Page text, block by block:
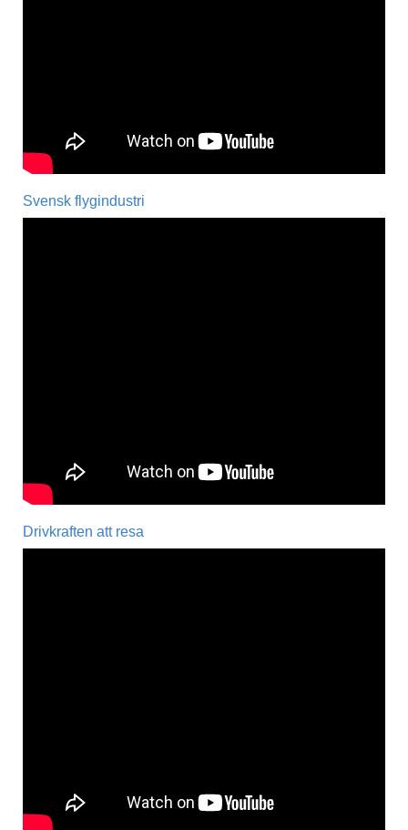
Svensk flygindustri
Drivkraften att resa